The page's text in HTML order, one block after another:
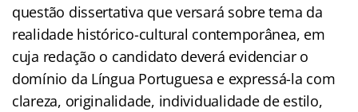
questão dissertativa que versará sobre tema da
realidade histórico-cultural contemporânea, em
cuja redação o candidato deverá evidenciar o
domínio da Língua Portuguesa e expressá-la com
clareza, originalidade, individualidade de estilo,